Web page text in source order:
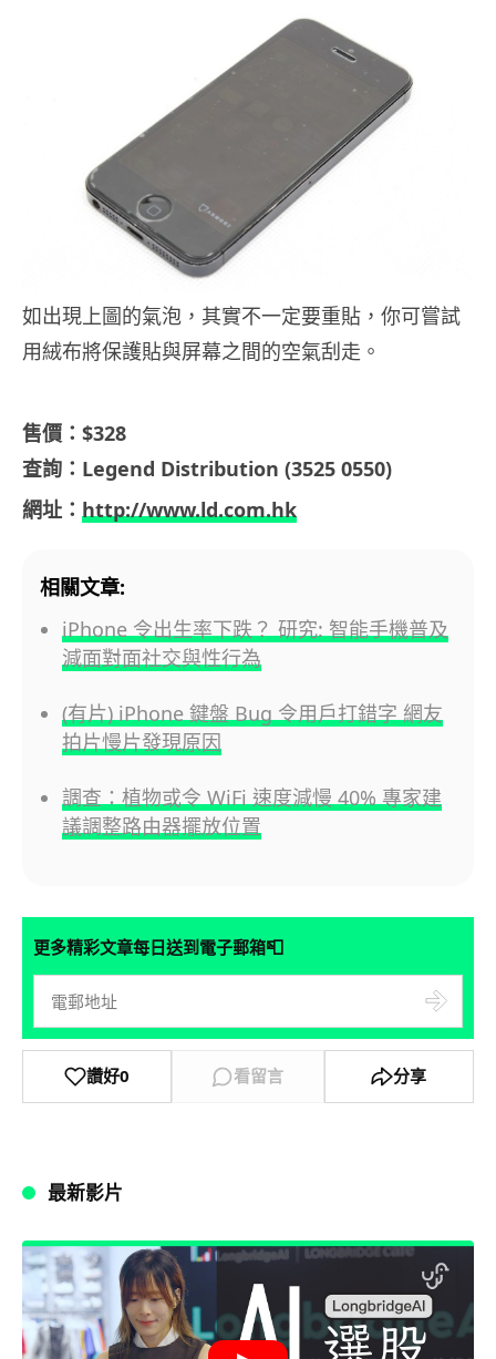
如出現上圖的氣泡，其實不一定要重貼，你可嘗試
用絨布將保護貼與屏幕之間的空氣刮走。
售價：$328
查詢：Legend Distribution (3525 0550)
網址： http://www.ld.com.hk
相關文章:
iPhone 令出生率下跌？ 研究: 智能手機普及
減面對面社交與性行為
(有片) iPhone 鍵盤 Bug 令用戶打錯字 網友
拍片慢片發現原因
調查：植物或令 WiFi 速度減慢 40% 專家建
議調整路由器擺放位置
更多精彩文章每日送到電子郵箱📮
讚好0 看留言 分享
最新影片